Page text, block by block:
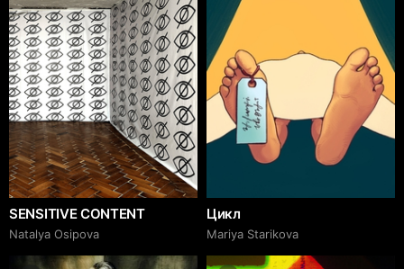
SENSITIVE CONTENT
Natalya Osipova
Цикл
Mariya Starikova